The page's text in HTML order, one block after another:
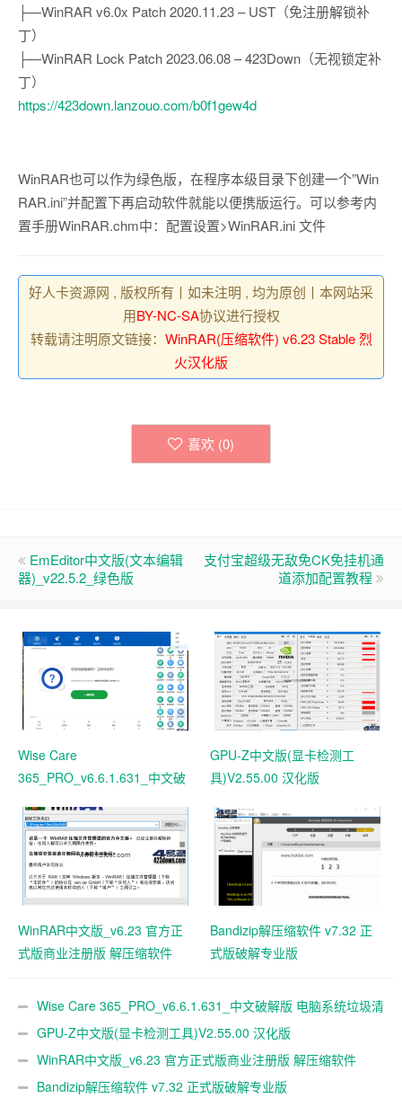
├—WinRAR v6.0x Patch 2020.11.23 – UST（免注册解锁补
丁）
├—WinRAR Lock Patch 2023.06.08 – 423Down（无视锁定补
丁）
https://423down.lanzouo.com/b0f1gew4d
WinRAR也可以作为绿色版，在程序本级目录下创建一个”Win
RAR.ini”并配置下再启动软件就能以便携版运行。可以参考内
置手册WinRAR.chm中：配置设置>WinRAR.ini 文件
好人卡资源网 , 版权所有丨如未注明 , 均为原创丨本网站采
用BY-NC-SA协议进行授权
转载请注明原文链接： WinRAR(压缩软件) v6.23 Stable 烈
火汉化版
喜欢 (0)
EmEditor中文版(文本编辑
器)_v22.5.2_绿色版
支付宝超级无敌免CK免挂机通
道添加配置教程
Wise Care
365_PRO_v6.6.1.631_中文破
GPU-Z中文版(显卡检测工
具)V2.55.00 汉化版
WinRAR中文版_v6.23 官方正
式版商业注册版 解压缩软件
Bandizip解压缩软件 v7.32 正
式版破解专业版
Wise Care 365_PRO_v6.6.1.631_中文破解版 电脑系统垃圾清
理软件GPU-Z中文版(显卡检测工具)V2.55.00 汉化版
WinRAR中文版_v6.23 官方正式版商业注册版 解压缩软件
Bandizip解压缩软件 v7.32 正式版破解专业版